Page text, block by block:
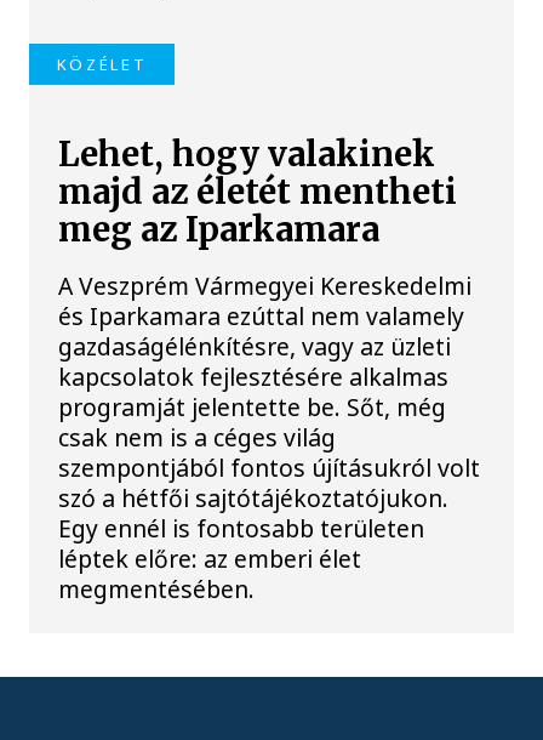
KÖZÉLET
Lehet, hogy valakinek
majd az életét mentheti
meg az Iparkamara
A Veszprém Vármegyei Kereskedelmi
és Iparkamara ezúttal nem valamely
gazdaságélénkítésre, vagy az üzleti
kapcsolatok fejlesztésére alkalmas
programját jelentette be. Sőt, még
csak nem is a céges világ
szempontjából fontos újításukról volt
szó a hétfői sajtótájékoztatójukon.
Egy ennél is fontosabb területen
léptek előre: az emberi élet
megmentésében.